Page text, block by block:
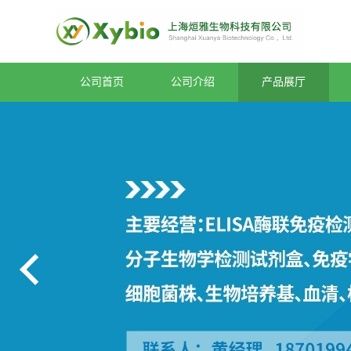
公司首页 公司介绍 产品展厅